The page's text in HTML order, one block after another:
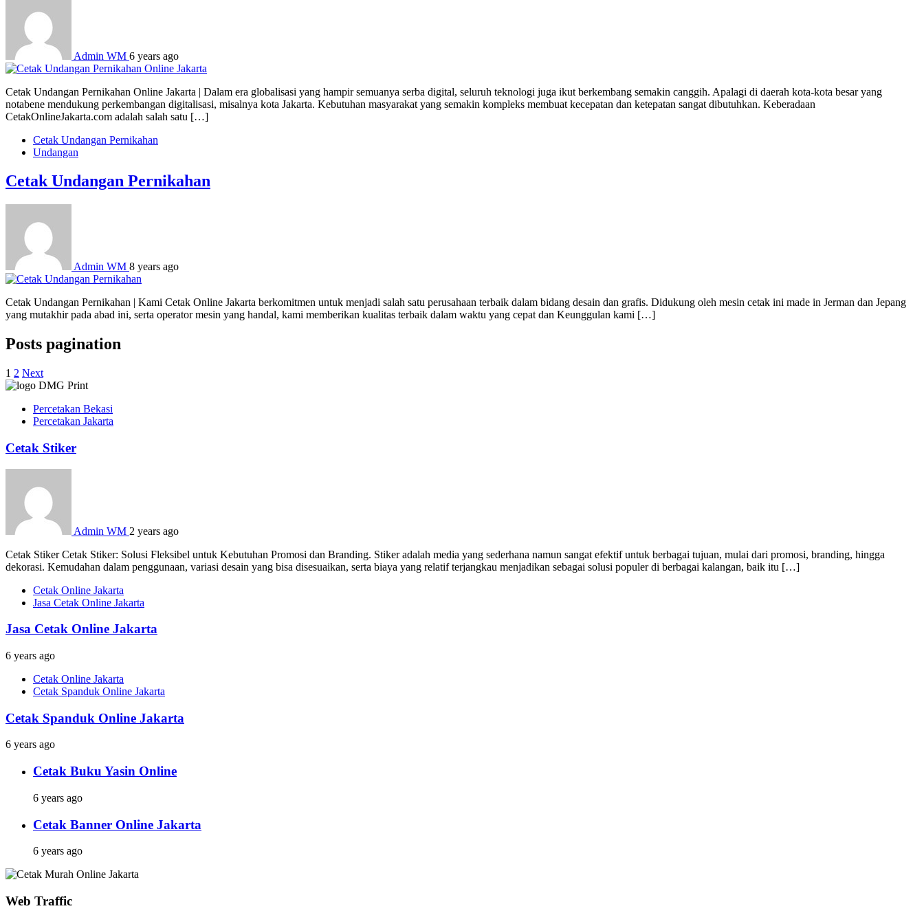
Admin WM 6 years ago
Cetak Undangan Pernikahan Online Jakarta | Dalam era globalisasi yang hampir semuanya serba digital, seluruh teknologi juga ikut berkembang semakin canggih. Apalagi di daerah kota-kota besar yang
notabene mendukung perkembangan digitalisasi, misalnya kota Jakarta. Kebutuhan masyarakat yang semakin kompleks membuat kecepatan dan ketepatan sangat dibutuhkan. Keberadaan
CetakOnlineJakarta.com adalah salah satu […]
Cetak Undangan Pernikahan
Undangan
Cetak Undangan Pernikahan
Admin WM 8 years ago
Cetak Undangan Pernikahan | Kami Cetak Online Jakarta berkomitmen untuk menjadi salah satu perusahaan terbaik dalam bidang desain dan grafis. Didukung oleh mesin cetak ini made in Jerman dan Jepang
yang mutakhir pada abad ini, serta operator mesin yang handal, kami memberikan kualitas terbaik dalam waktu yang cepat dan Keunggulan kami […]
Posts pagination
1 2 Next
Percetakan Bekasi
Percetakan Jakarta
Cetak Stiker
Admin WM 2 years ago
Cetak Stiker Cetak Stiker: Solusi Fleksibel untuk Kebutuhan Promosi dan Branding. Stiker adalah media yang sederhana namun sangat efektif untuk berbagai tujuan, mulai dari promosi, branding, hingga
dekorasi. Kemudahan dalam penggunaan, variasi desain yang bisa disesuaikan, serta biaya yang relatif terjangkau menjadikan sebagai solusi populer di berbagai kalangan, baik itu […]
Cetak Online Jakarta
Jasa Cetak Online Jakarta
Jasa Cetak Online Jakarta
6 years ago
Cetak Online Jakarta
Cetak Spanduk Online Jakarta
Cetak Spanduk Online Jakarta
6 years ago
Cetak Buku Yasin Online
6 years ago
Cetak Banner Online Jakarta
6 years ago
Web Traffic